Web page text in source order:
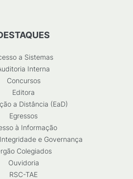
a Sistemas
Interna
Concursos
Editora
a Distância (EaD)
Egressos
à Informação
e Governança
Colegiados
Ouvidoria
RSC-TAE